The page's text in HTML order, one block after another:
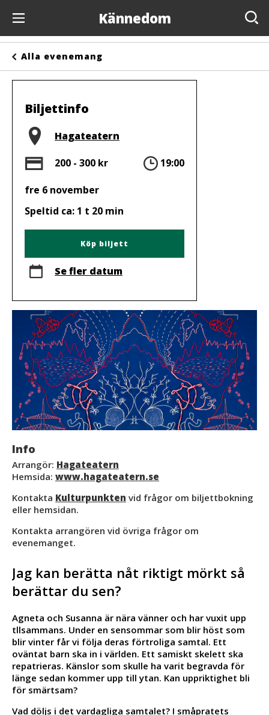
Kännedom
Anslagstavlan
Arrangörer
Kontakta oss
Om oss
Alla evenemang
Biljettinfo
Plats
Hagateatern
Pris
200 - 300 kr Tid
19:00
fre 6 november
Speltid ca: 1 t 20 min
Köp biljett
Se fler datum
Info
Arrangör: Hagateatern
Hemsida: www.hagateatern.se
Kontakta Kulturpunkten vid frågor om biljettbokning
eller hemsidan.
Kontakta arrangören vid övriga frågor om
evenemanget.
Jag kan berätta nåt riktigt mörkt så
berättar du sen?
Agneta och Susanna är nära vänner och har vuxit upp
tllsammans. Under en sensommar som blir höst som
blir vinter får vi följa deras förtroliga samtal. Ett
oväntat barn ska in i världen. Ett samiskt skelett ska
repatrieras. Känslor som skulle ha varit begravda för
länge sedan kommer upp till ytan. Kan uppriktighet bli
för smärtsam?
Vad döljs i det vardagliga samtalet? I småpratets